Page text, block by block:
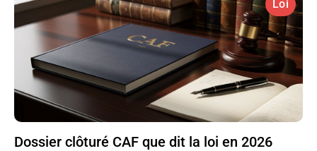
Loi
Dossier clôturé CAF que dit la loi en 2026